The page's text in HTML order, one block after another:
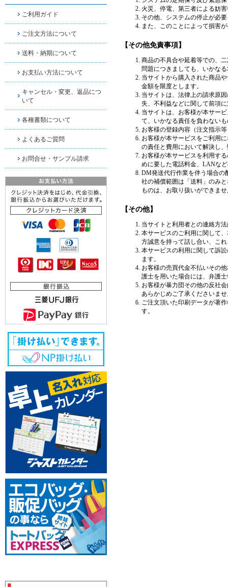
ご利用ガイド
ご注文方法について
送料・納期について
お支払い方法について
キャンセル・変更、返品につ
いて
各種書類について
よくあるご質問
お問合せ・サンプル請求